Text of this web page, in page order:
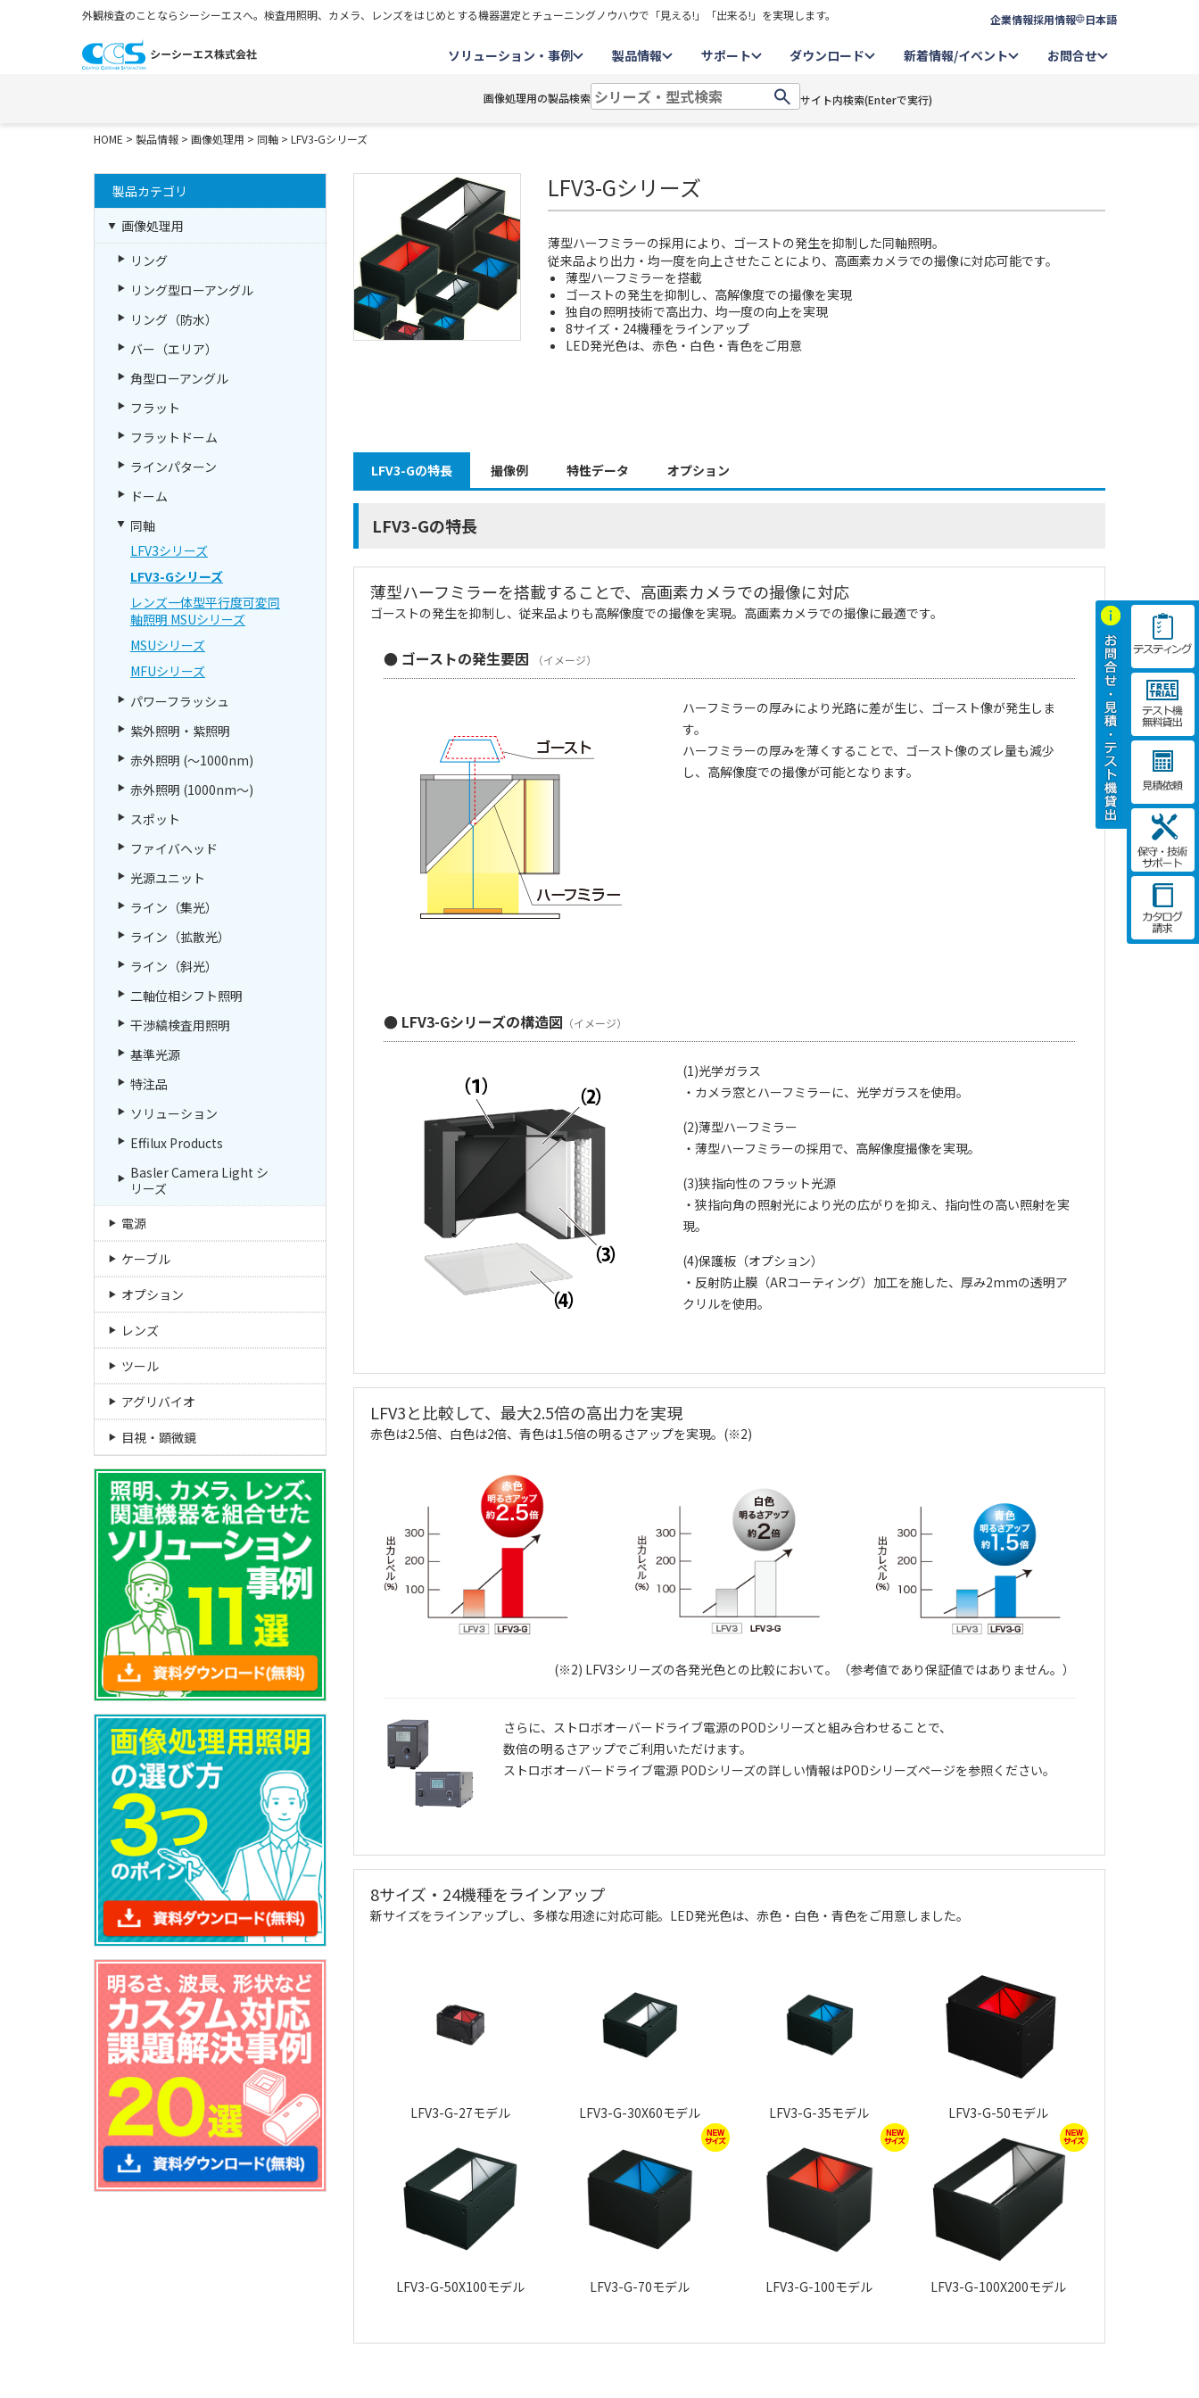
外観検査のことならシーシーエスへ。検査用照明、カメラ、レンズをはじめとする機器選定とチューニングノウハウで「見える!」「出来る!」を実現します。 企業情報採用情報 日本語
ソリューション・事例 製品情報 サポート ダウンロード 新着情報/イベント お問合せ
画像処理用の製品検索 サイト内検索(Enterで実行)
HOME > 製品情報 > 画像処理用 > 同軸 > LFV3-Gシリーズ
LFV3-Gシリーズ
薄型ハーフミラーの採用により、ゴーストの発生を抑制した同軸照明。
従来品より出力・均一度を向上させたことにより、高画素カメラでの撮像に対応可能です。
薄型ハーフミラーを搭載
ゴーストの発生を抑制し、高解像度での撮像を実現
独自の照明技術で高出力、均一度の向上を実現
8サイズ・24機種をラインアップ
LED発光色は、赤色・白色・青色をご用意
LFV3-Gの特長 撮像例 特性データ オプション
LFV3-Gの特長
薄型ハーフミラーを搭載することで、高画素カメラでの撮像に対応
ゴーストの発生を抑制し、従来品よりも高解像度での撮像を実現。高画素カメラでの撮像に最適です。
● ゴーストの発生要因 （イメージ）
ハーフミラーの厚みにより光路に差が生じ、ゴースト像が発生しま
す。
ハーフミラーの厚みを薄くすることで、ゴースト像のズレ量も減少
し、高解像度での撮像が可能となります。
● LFV3-Gシリーズの構造図 （イメージ）
(1)光学ガラス
・カメラ窓とハーフミラーに、光学ガラスを使用。
(2)薄型ハーフミラー
・薄型ハーフミラーの採用で、高解像度撮像を実現。
(3)狭指向性のフラット光源
・狭指向角の照射光により光の広がりを抑え、指向性の高い照射を実
現。
(4)保護板（オプション）
・反射防止膜（ARコーティング）加工を施した、厚み2mmの透明ア
クリルを使用。
LFV3と比較して、最大2.5倍の高出力を実現
赤色は2.5倍、白色は2倍、青色は1.5倍の明るさアップを実現。(※2)
(※2) LFV3シリーズの各発光色との比較において。（参考値であり保証値ではありません。）
さらに、ストロボオーバードライブ電源のPODシリーズと組み合わせることで、
数倍の明るさアップでご利用いただけます。
ストロボオーバードライブ電源 PODシリーズの詳しい情報はPODシリーズページを参照ください。
8サイズ・24機種をラインアップ
新サイズをラインアップし、多様な用途に対応可能。LED発光色は、赤色・白色・青色をご用意しました。
LFV3-G-27モデル LFV3-G-30X60モデル LFV3-G-35モデル LFV3-G-50モデル
LFV3-G-50X100モデル LFV3-G-70モデル LFV3-G-100モデル LFV3-G-100X200モデル
製品カテゴリ
画像処理用
リング
リング型ローアングル
リング（防水）
バー（エリア）
角型ローアングル
フラット
フラットドーム
ラインパターン
ドーム
同軸
LFV3シリーズ
LFV3-Gシリーズ
レンズ一体型平行度可変同
軸照明 MSUシリーズ
MSUシリーズ
MFUシリーズ
パワーフラッシュ
紫外照明・紫照明
赤外照明 (～1000nm)
赤外照明 (1000nm～)
スポット
ファイバヘッド
光源ユニット
ライン（集光）
ライン（拡散光）
ライン（斜光）
二軸位相シフト照明
干渉縞検査用照明
基準光源
特注品
ソリューション
Effilux Products
Basler Camera Light シ
リーズ
電源
ケーブル
オプション
レンズ
ツール
アグリバイオ
目視・顕微鏡